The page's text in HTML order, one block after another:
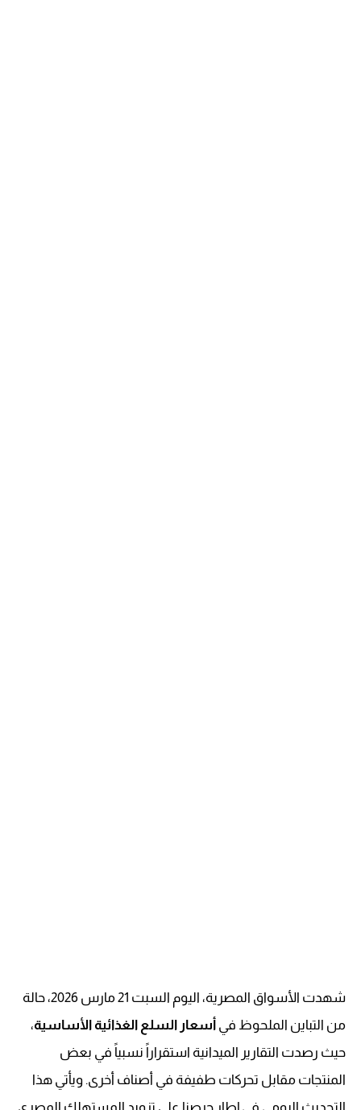
شهدت الأسواق المصرية، اليوم السبت 21 مارس 2026، حالة
من التباين الملحوظ في أسعار السلع الغذائية الأساسية،
حيث رصدت التقارير الميدانية استقراراً نسبياً في بعض
المنتجات مقابل تحركات طفيفة في أصناف أخرى. ويأتي هذا